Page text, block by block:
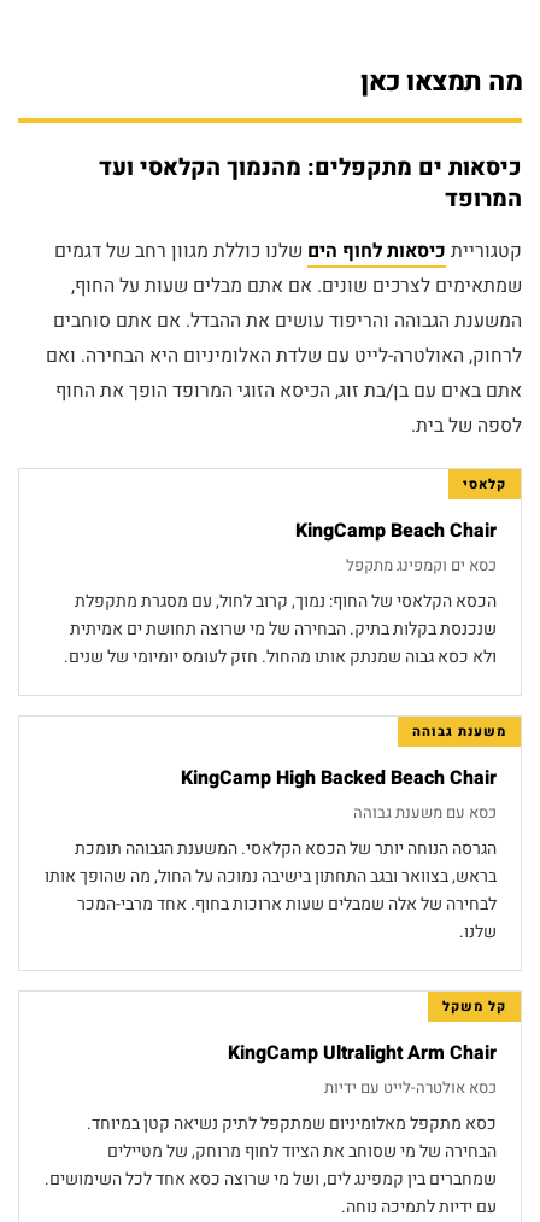
מה תמצאו כאן
כיסאות ים מתקפלים: מהנמוך הקלאסי ועד
המרופד
קטגוריית כיסאות לחוף הים שלנו כוללת מגוון רחב של דגמים
שמתאימים לצרכים שונים. אם אתם מבלים שעות על החוף,
המשענת הגבוהה והריפוד עושים את ההבדל. אם אתם סוחבים
לרחוק, האולטרה-לייט עם שלדת האלומיניום היא הבחירה. ואם
אתם באים עם בן/בת זוג, הכיסא הזוגי המרופד הופך את החוף
לספה של בית.
קלאסי
KingCamp Beach Chair
כסא ים וקמפינג מתקפל
הכסא הקלאסי של החוף: נמוך, קרוב לחול, עם מסגרת מתקפלת
שנכנסת בקלות בתיק. הבחירה של מי שרוצה תחושת ים אמיתית
ולא כסא גבוה שמנתק אותו מהחול. חזק לעומס יומיומי של שנים.
משענת גבוהה
KingCamp High Backed Beach Chair
כסא עם משענת גבוהה
הגרסה הנוחה יותר של הכסא הקלאסי. המשענת הגבוהה תומכת
בראש, בצוואר ובגב התחתון בישיבה נמוכה על החול, מה שהופך אותו
לבחירה של אלה שמבלים שעות ארוכות בחוף. אחד מרבי-המכר
שלנו.
קל משקל
KingCamp Ultralight Arm Chair
כסא אולטרה-לייט עם ידיות
כסא מתקפל מאלומיניום שמתקפל לתיק נשיאה קטן במיוחד.
הבחירה של מי שסוחב את הציוד לחוף מרוחק, של מטיילים
שמחברים בין קמפינג לים, ושל מי שרוצה כסא אחד לכל השימושים.
עם ידיות לתמיכה נוחה.